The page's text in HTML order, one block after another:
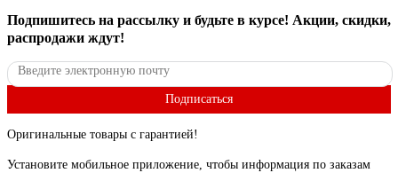
Подпишитесь на рассылку и будьте в курсе! Акции, скидки,
распродажи ждут!
Подписаться
Оригинальные товары с гарантией!
Установите мобильное приложение, чтобы информация по заказам